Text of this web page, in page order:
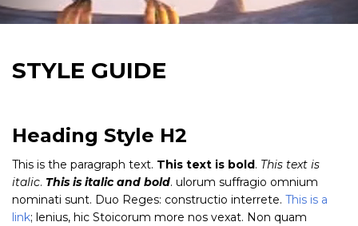
STYLE GUIDE
Heading Style H2
This is the paragraph text. This text is bold. This text is
italic. This is italic and bold. ulorum suffragio omnium
nominati sunt. Duo Reges: constructio interrete. This is a
link; lenius, hic Stoicorum more nos vexat. Non quam